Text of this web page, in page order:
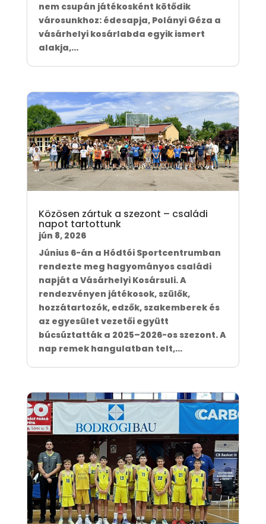
nem csupán játékosként kötődik
városunkhoz: édesapja, Polányi Géza a
vásárhelyi kosárlabda egyik ismert
alakja,...
Közösen zártuk a szezont – családi
napot tartottunk
jún 8, 2026
Június 6-án a Hódtói Sportcentrumban
rendezte meg hagyományos családi
napját a Vásárhelyi Kosársuli. A
rendezvényen játékosok, szülők,
hozzátartozók, edzők, szakemberek és
az egyesület vezetői együtt
búcsúztatták a 2025–2026-os szezont. A
nap remek hangulatban telt,...